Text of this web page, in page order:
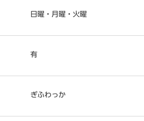
日曜・月曜・火曜
有
ぎふわっか